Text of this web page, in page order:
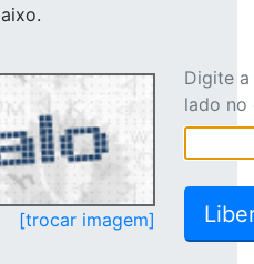
[trocar imagem]
Digite
lado no